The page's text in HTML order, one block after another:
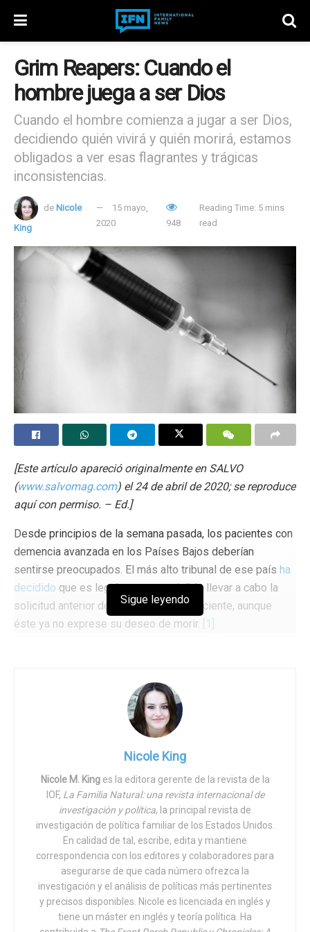
Grim Reapers: Cuando el
hombre juega a ser Dios
Cuando el hombre comienza a jugar a ser Dios,
decidiendo quién vivirá y quién morirá, estamos
obligados a ver esas flagrantes y trágicas
inconsistencias.
de Nicole
King
15 mayo,
2020
948
Reading Time: 5 mins
read
[Este artículo apareció originalmente en SALVO
(www.salvomag.com) el 24 de abril de 2020; se reproduce
aquí con permiso. – Ed.]
Desde principios de la semana pasada, los pacientes con
demencia avanzada en los Países Bajos deberían
sentirse preocupados. El más alto tribunal de ese país ha
decidido que es legalmente permisible llevar a cabo la
solicitud anterior de eutanasia de un paciente, aunque
éste ya no exprese su deseo de morir. [1]
cuatro años antes de su muerte. En ese momento, la mujer
había expresado su deseo de morir por eutanasia antes
de necesitar entrar en un centro de atención, pero también
en mis cabales y cuando crea que es el momento
adecuado». Nunca indicó un «momento adecuado», pero,
no obstante, tanto su médico como su familia creían que
sus instrucciones previas debían mantenerse. A la mujer
se le dio un sedante en el café para que perdiera el
conocimiento, pero se despertó a mitad del
procedimiento y tuvo que ser retenida mientras el médico
terminaba. El tribunal holandés apoyó las acciones del
médico, aunque indicó que esos procedimientos sólo
debían realizarse en casos de «sufrimiento insoportable e
Sigue leyendo
Nicole King
Nicole M. Kinges la editora gerente de la revista de la
IOF, La Familia Natural: una revista internacional de
investigación y política, la principal revista de
investigación de política familiar de los Estados Unidos.
En calidad de tal, escribe, edita y mantiene
correspondencia con los editores y colaboradores para
asegurarse de que cada número ofrezca la
investigación y el análisis de políticas más pertinentes
y precisos disponibles. Nicole es licenciada en inglés y
tiene un máster en inglés y teoría política. Ha